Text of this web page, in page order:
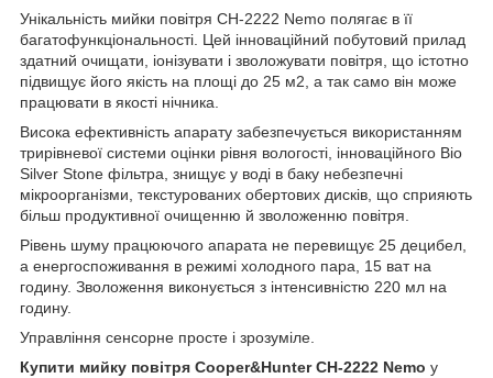
Унікальність мийки повітря CH-2222 Nemo полягає в її
багатофункціональності. Цей інноваційний побутовий прилад
здатний очищати, іонізувати і зволожувати повітря, що істотно
підвищує його якість на площі до 25 м2, а так само він може
працювати в якості нічника.
Висока ефективність апарату забезпечується використанням
трирівневої системи оцінки рівня вологості, інноваційного Bio
Silver Stone фільтра, знищує у воді в баку небезпечні
мікроорганізми, текстурованих обертових дисків, що сприяють
більш продуктивної очищенню й зволоженню повітря.
Рівень шуму працюючого апарата не перевищує 25 децибел,
а енергоспоживання в режимі холодного пара, 15 ват на
годину. Зволоження виконується з інтенсивністю 220 мл на
годину.
Управління сенсорне просте і зрозуміле.
Купити мийку повітря Cooper&Hunter CH-2222 Nemo у